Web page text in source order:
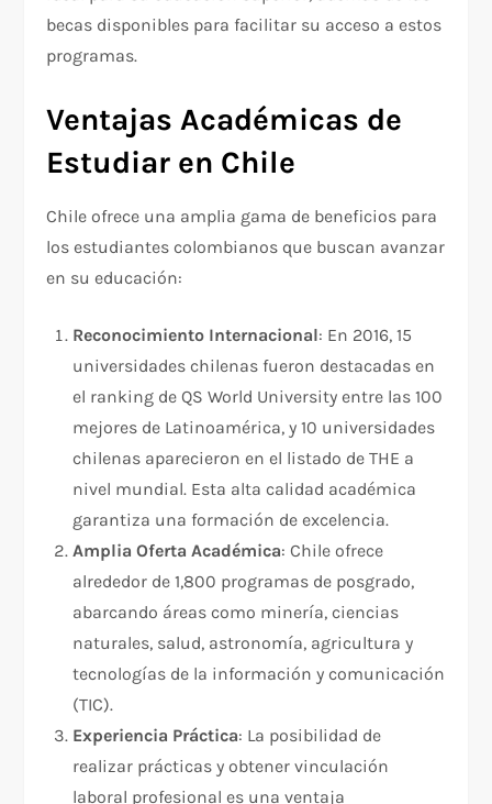
becas disponibles para facilitar su acceso a estos
programas.
Ventajas Académicas de
Estudiar en Chile
Chile ofrece una amplia gama de beneficios para
los estudiantes colombianos que buscan avanzar
en su educación:
Reconocimiento Internacional: En 2016, 15
universidades chilenas fueron destacadas en
el ranking de QS World University entre las 100
mejores de Latinoamérica, y 10 universidades
chilenas aparecieron en el listado de THE a
nivel mundial. Esta alta calidad académica
garantiza una formación de excelencia.
Amplia Oferta Académica: Chile ofrece
alrededor de 1,800 programas de posgrado,
abarcando áreas como minería, ciencias
naturales, salud, astronomía, agricultura y
tecnologías de la información y comunicación
(TIC).
Experiencia Práctica: La posibilidad de
realizar prácticas y obtener vinculación
laboral profesional es una ventaja